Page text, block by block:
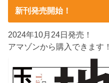
新刊発売開始！
2024年10月24日発売！
アマゾンから購入できます！